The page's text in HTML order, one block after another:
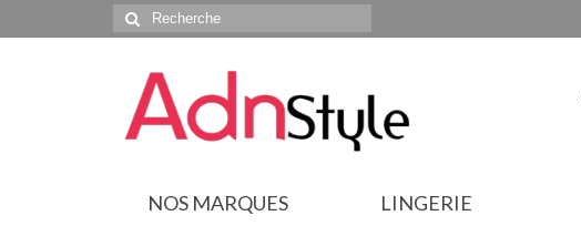
Rechercher
:
NOS MARQUES LINGERIE